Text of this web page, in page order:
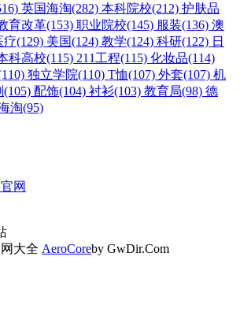
英国海淘(282) 本科院校(212) 护肤品
育改革(153) 职业院校(145) 服装(136) 澳
疗(129) 美国(124) 教学(124) 科研(122) 日
科高校(115) 211工程(115) 化妆品(114)
独立学院(110) T恤(107) 外套(107) 机
(105) 配饰(104) 衬衫(103) 教育局(98) 德
淘(95)
网
大全 AeroCoreby GwDir.Com